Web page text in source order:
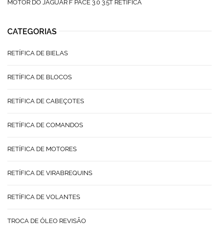
MOTOR DO JAGUAR F PACE 3.0 3.5T RETÍFICA
CATEGORIAS
RETÍFICA DE BIELAS
RETÍFICA DE BLOCOS
RETÍFICA DE CABEÇOTES
RETÍFICA DE COMANDOS
RETÍFICA DE MOTORES
RETÍFICA DE VIRABREQUINS
RETÍFICA DE VOLANTES
TROCA DE ÓLEO REVISÃO